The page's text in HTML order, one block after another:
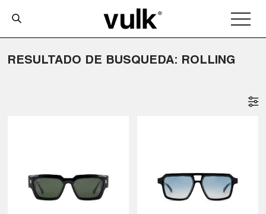
RESULTADO DE BUSQUEDA: ROLLING